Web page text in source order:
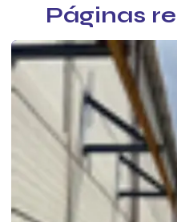
Câmara refrigeradora
Câmaras frias
Câmaras frias a venda
Câmaras frigoríficas de 2 toneladas
Câmaras frigoríficas 5 toneladas
Câmaras frigoríficas para carne
Câmaras frigoríficas comprar
Câmaras frigoríficas fábrica
Páginas